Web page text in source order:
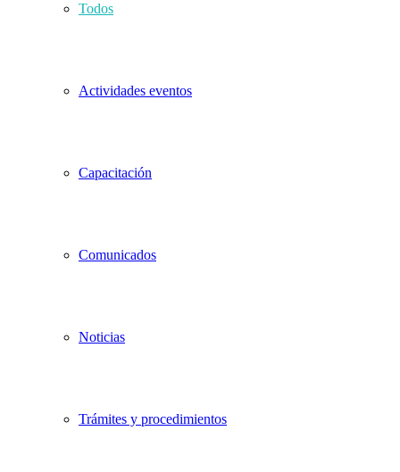
Todos
Actividades eventos
Capacitación
Comunicados
Noticias
Trámites y procedimientos